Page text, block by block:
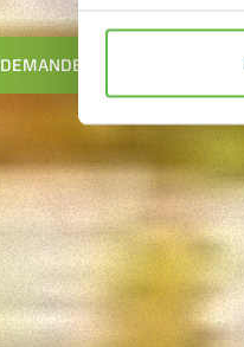
DEMANDER UN DEVIS